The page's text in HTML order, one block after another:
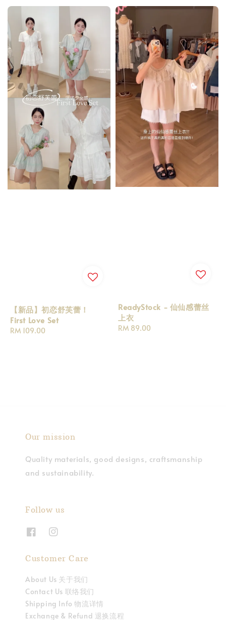
【新品】初恋舒芙蕾！
First Love Set
Regular
RM 109.00
ReadyStock - 仙仙感蕾丝
上衣
Regular
RM 89.00
Our mission
Quality materials, good designs, craftsmanship
and sustainability.
Follow us
Customer Care
About Us 关于我们
Contact Us 联络我们
Shipping Info 物流详情
Exchange & Refund 退换流程